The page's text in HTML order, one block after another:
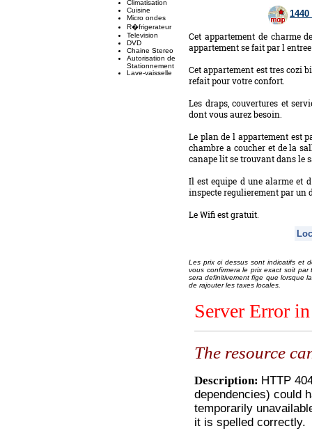
Climatisation
Cuisine
Micro ondes
R�frigerateur
Television
DVD
Chaine Stereo
Autorisation de
Stationnement
Lave-vaisselle
Cet appartement de charme
appartement se fait par l
Cet appartement est tres cozi
refait pour votre confort.
Les draps, couvertures et
dont vous aurez besoin.
Le plan de l appartement est
chambre a coucher et de la
canape lit se trouvant dans le
Il est equipe d une alarme et
inspecte regulierement par un
Le Wifi est gratuit.
Les prix ci dessus sont indicatifs et
vous confirmera le prix exact soit
sera definitivement fige que lorsque
de rajouter les taxes locales.